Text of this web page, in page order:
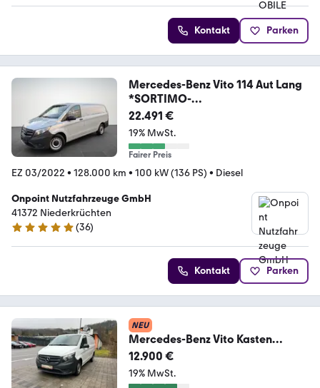
Kontakt Parken
Mercedes-Benz Vito 114 Aut Lang
*SORTIMO-
WERKSTATT*NAV*KAMERA*
22.491 €
19% MwSt.
Fairer Preis
EZ 03/2022 • 128.000 km • 100 kW (136 PS) • Diesel
Onpoint Nutzfahrzeuge GmbH
41372 Niederkrüchten
5 Sterne
(36)
Kontakt Parken
NEU
Mercedes-Benz Vito Kasten
109/110/111/114 CDI WORKER
FWD lang
12.900 €
19% MwSt.